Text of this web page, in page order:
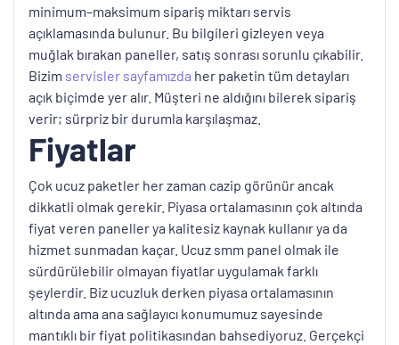
minimum–maksimum sipariş miktarı servis
açıklamasında bulunur. Bu bilgileri gizleyen veya
muğlak bırakan paneller, satış sonrası sorunlu çıkabilir.
Bizim servisler sayfamızda her paketin tüm detayları
açık biçimde yer alır. Müşteri ne aldığını bilerek sipariş
verir; sürpriz bir durumla karşılaşmaz.
Fiyatlar
Çok ucuz paketler her zaman cazip görünür ancak
dikkatli olmak gerekir. Piyasa ortalamasının çok altında
fiyat veren paneller ya kalitesiz kaynak kullanır ya da
hizmet sunmadan kaçar. Ucuz smm panel olmak ile
sürdürülebilir olmayan fiyatlar uygulamak farklı
şeylerdir. Biz ucuzluk derken piyasa ortalamasının
altında ama ana sağlayıcı konumumuz sayesinde
mantıklı bir fiyat politikasından bahsediyoruz. Gerçekçi